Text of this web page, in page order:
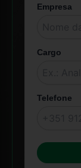
Empresa
Cargo
Telefone